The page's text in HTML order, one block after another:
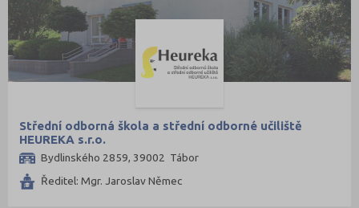
Střední odborná škola a střední odborné učiliště
HEUREKA s.r.o.
Bydlinského 2859, 39002 Tábor
Ředitel: Mgr. Jaroslav Němec